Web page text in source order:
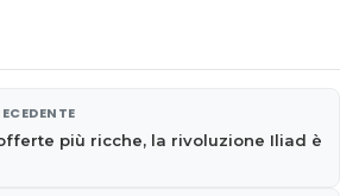
più ricche, la rivoluzione Iliad è